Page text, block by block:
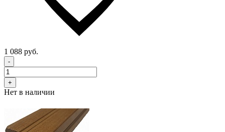
1 088 руб.
-
+
Нет в наличии